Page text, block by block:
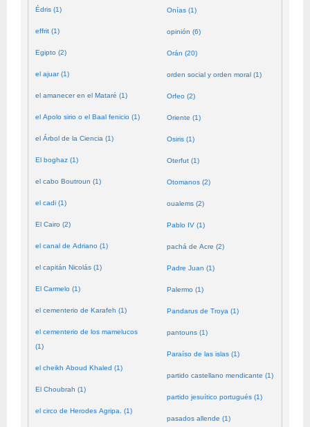
Édris (1)
effrit (1)
Egipto (2)
el ajuar (1)
el amanecer en el Mataré (1)
el Apolo sirio o el Baal fenicio (1)
el Árbol de la Ciencia (1)
El boghaz (1)
el cabo Boutroun (1)
el cadi (1)
El Cairo (2)
el canal de Adriano (1)
el capitán Nicolás (1)
El Carmelo (1)
el cementerio de Karafeh (1)
el cementerio de los mamelucos
(1)
el cheikh Aboud Khaled (1)
El Choubrah (1)
el circo de Herodes Agripa. (1)
Onías (1)
opinión (6)
Orán (20)
orden social y orden moral (1)
Orfeo (2)
Oriente (1)
Osiris (1)
Oterfut (1)
Otomanos (2)
oualems (2)
Pablo IV (1)
pachá de Acre (2)
Padre Juan (1)
Palermo (1)
Pandarus de Troya (1)
pantouns (1)
Paraíso de las islas (1)
partido castellano mendicante (1)
partido jesuítico portugués (1)
pasados allende (1)